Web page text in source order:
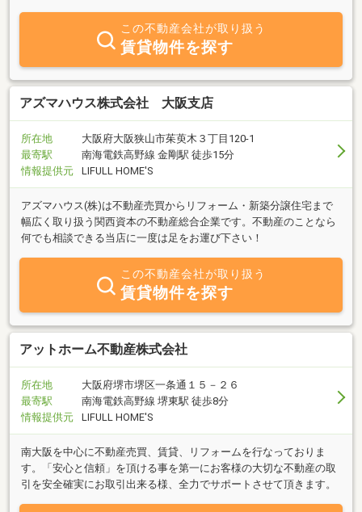
この不動産会社が取り扱う
賃貸物件を探す
アズマハウス株式会社 大阪支店
所在地
大阪府大阪狭山市茱萸木３丁目120-1
最寄駅
南海電鉄高野線 金剛駅 徒歩15分
情報提供元
LIFULL HOME'S
アズマハウス(株)は不動産売買からリフォーム・新築分譲住宅まで
幅広く取り扱う関西資本の不動産総合企業です。不動産のことなら
何でも相談できる当店に一度は足をお運び下さい！
この不動産会社が取り扱う
賃貸物件を探す
アットホーム不動産株式会社
所在地
大阪府堺市堺区一条通１５－２６
最寄駅
南海電鉄高野線 堺東駅 徒歩8分
情報提供元
LIFULL HOME'S
南大阪を中心に不動産売買、賃貸、リフォームを行なっておりま
す。「安心と信頼」を頂ける事を第一にお客様の大切な不動産の取
引を安全確実にお取引出来る様、全力でサポートさせて頂きます。